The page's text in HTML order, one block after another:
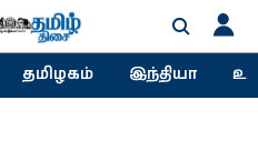
தமிழகம் இந்தியா